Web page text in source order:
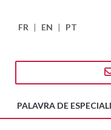
FR | EN | PT
PALAVRA DE